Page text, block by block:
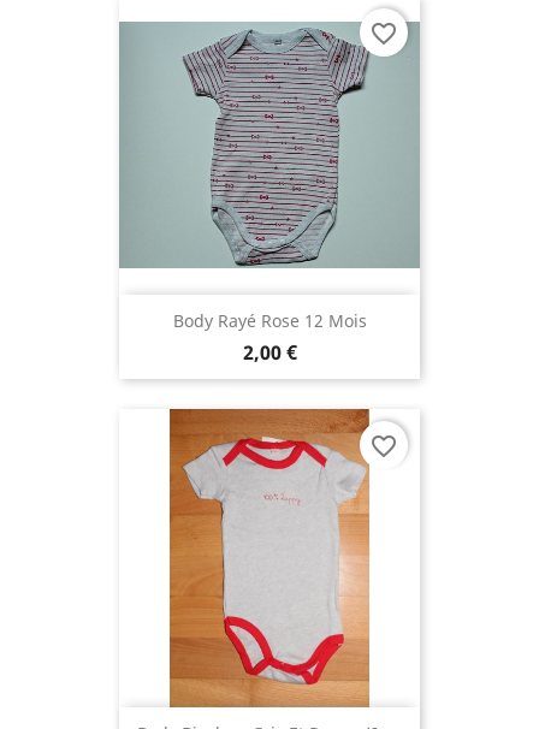
Body Rayé Rose 12 Mois
2,00 €
favorite_border
favorite_border